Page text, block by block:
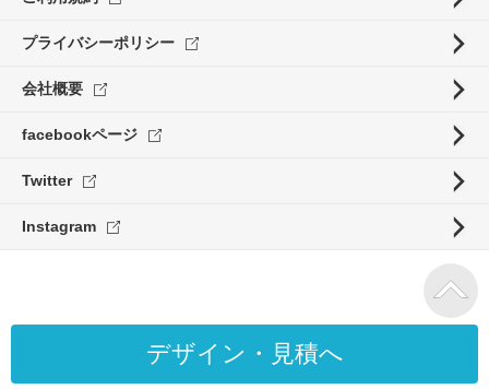
デザイン・見積へ
プライバシーポリシー
会社概要
facebookページ
Twitter
Instagram
Copyright ©ORIGINALPRINT.jp. All rights reserved.